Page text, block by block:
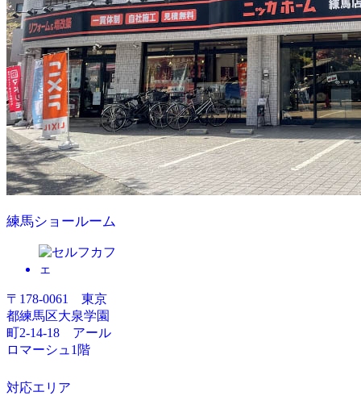
練馬ショールーム
〒178-0061 東京
都練馬区大泉学園
町2-14-18 アール
ロマーシュ1階
対応エリア